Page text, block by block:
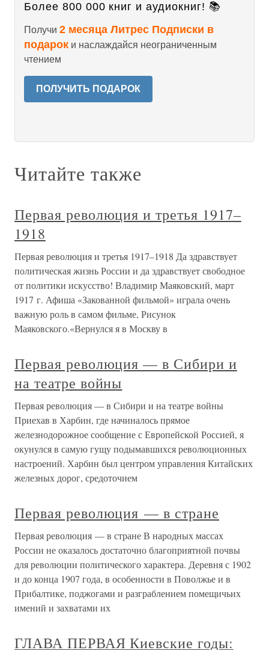
Более 800 000 книг и аудиокниг! 📚
Получи 2 месяца Литрес Подписки в
подарок и наслаждайся неограниченным
чтением
ПОЛУЧИТЬ ПОДАРОК
Читайте также
Первая революция и третья 1917–
1918
Первая революция и третья 1917–1918 Да здравствует
политическая жизнь России и да здравствует свободное
от политики искусство! Владимир Маяковский, март
1917 г. Афиша «Закованной фильмой» играла очень
важную роль в самом фильме, Рисунок
Маяковского.«Вернулся я в Москву в
Первая революция — в Сибири и
на театре войны
Первая революция — в Сибири и на театре войны
Приехав в Харбин, где начиналось прямое
железнодорожное сообщение с Европейской Россией, я
окунулся в самую гущу подымавшихся революционных
настроений. Харбин был центром управления Китайских
железных дорог, средоточием
Первая революция — в стране
Первая революция — в стране В народных массах
России не оказалось достаточно благоприятной почвы
для революции политического характера. Деревня с 1902
и до конца 1907 года, в особенности в Поволжье и в
Прибалтике, поджогами и разграблением помещичьих
имений и захватами их
ГЛАВА ПЕРВАЯ Киевские годы: